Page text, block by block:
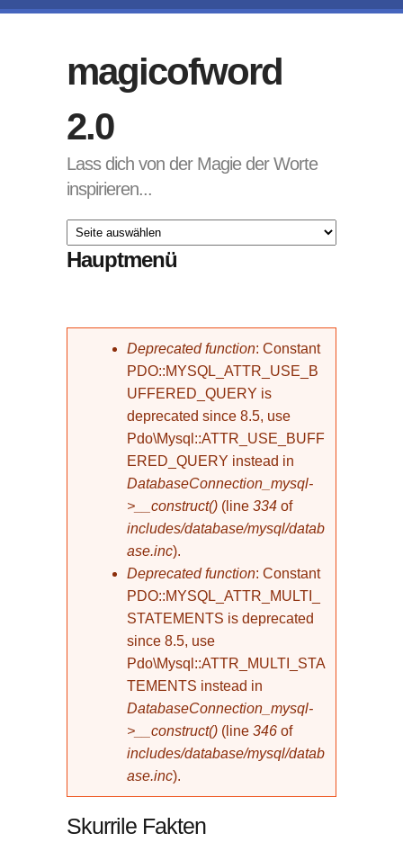
magicofword
2.0
Lass dich von der Magie der Worte
inspirieren...
Hauptmenü
Fehlermeldung
Deprecated function: Constant
PDO::MYSQL_ATTR_USE_B
UFFERED_QUERY is
deprecated since 8.5, use
Pdo\Mysql::ATTR_USE_BUFF
ERED_QUERY instead in
DatabaseConnection_mysql-
>__construct() (line 334 of
includes/database/mysql/datab
ase.inc).
Deprecated function: Constant
PDO::MYSQL_ATTR_MULTI_
STATEMENTS is deprecated
since 8.5, use
Pdo\Mysql::ATTR_MULTI_STA
TEMENTS instead in
DatabaseConnection_mysql-
>__construct() (line 346 of
includes/database/mysql/datab
ase.inc).
Skurrile Fakten